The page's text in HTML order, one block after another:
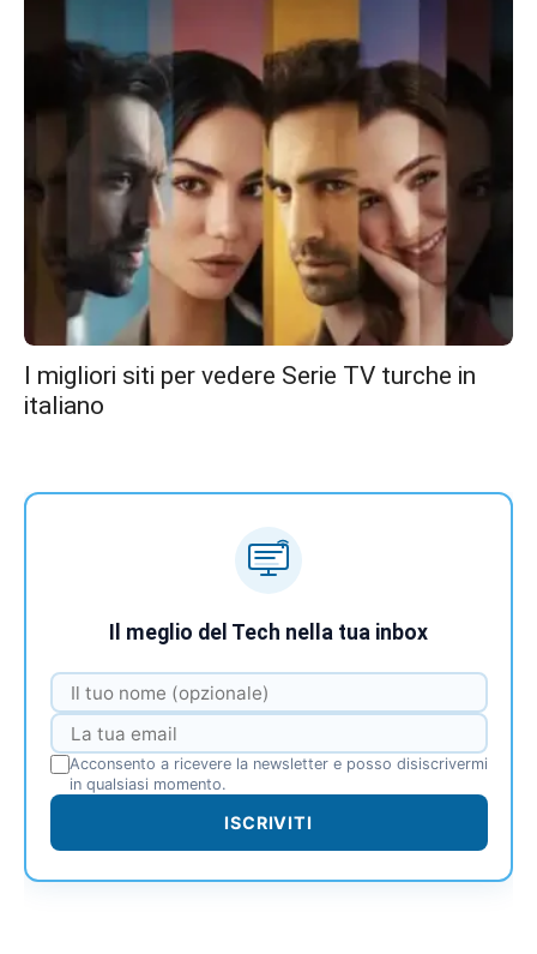
I migliori siti per vedere Serie TV turche in
italiano
Il meglio del Tech nella tua inbox
Acconsento a ricevere la newsletter e posso disiscrivermi
in qualsiasi momento.
ISCRIVITI